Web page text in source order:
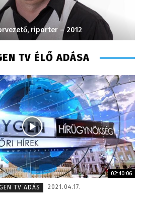
riporter – 2012
TV ÉLŐ ADÁSA
02:40:06
TV ADÁS
2021.04.17.